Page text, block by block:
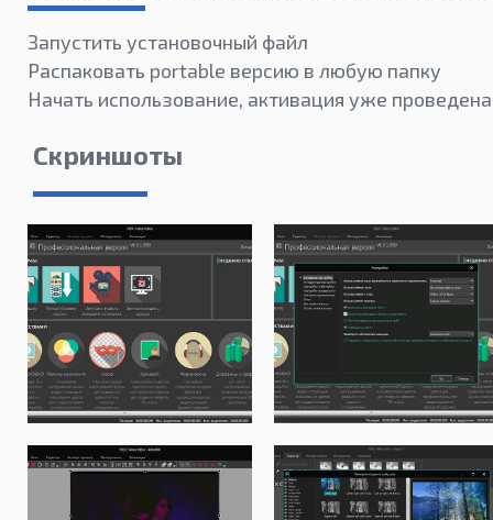
Запустить установочный файл
Распаковать portable версию в любую папку
Начать использование, активация уже проведена
Скриншоты